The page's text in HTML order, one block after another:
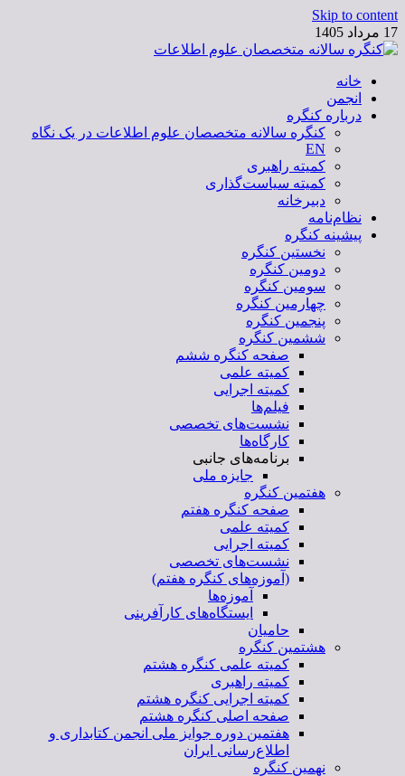
Skip to content
17 مرداد 1405
کنگره سالانه متخصصان علوم اطلاعات
خانه
انجمن
درباره کنگره
کنگره سالانه متخصصان علوم اطلاعات در یک نگاه
EN
کمیته راهبری
کمیته سیاست‌گذاری
دبیرخانه
نظام‌نامه
پیشینه کنگره
نخستین کنگره
دومین کنگره
سومین کنگره
چهارمین کنگره
پنجمین کنگره
ششمین کنگره
صفحه کنگره ششم
کمیته علمی
کمیته اجرایی
فیلم‌ها
نشست‌های تخصصی
کارگاه‌ها
برنامه‌های جانبی
جایزه ملی
هفتمین کنگره
صفحه کنگره هفتم
کمیته علمی
کمیته اجرایی
نشست‌های تخصصی
(آموزه‌های کنگره هفتم)
آموزه‌ها
ایستگاه‌های کارآفرینی
حامیان
هشتمین کنگره
کمیته علمی کنگره هشتم
کمیته راهبری
کمیته اجرایی کنگره هشتم
صفحه اصلی کنگره هشتم
هفتمین دوره جوایز ملی انجمن کتابداری و
اطلاع‌رسانی ایران
نهمین کنگره